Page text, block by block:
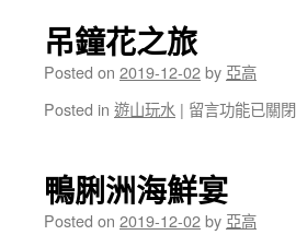
中
吊鐘花之旅
Posted on 2019-12-02by 亞高
Posted in 遊山玩水 | 在
花
之
旅〉
留言功能已關閉
鴨脷洲海鮮宴
Posted on 2019-12-02by 亞高